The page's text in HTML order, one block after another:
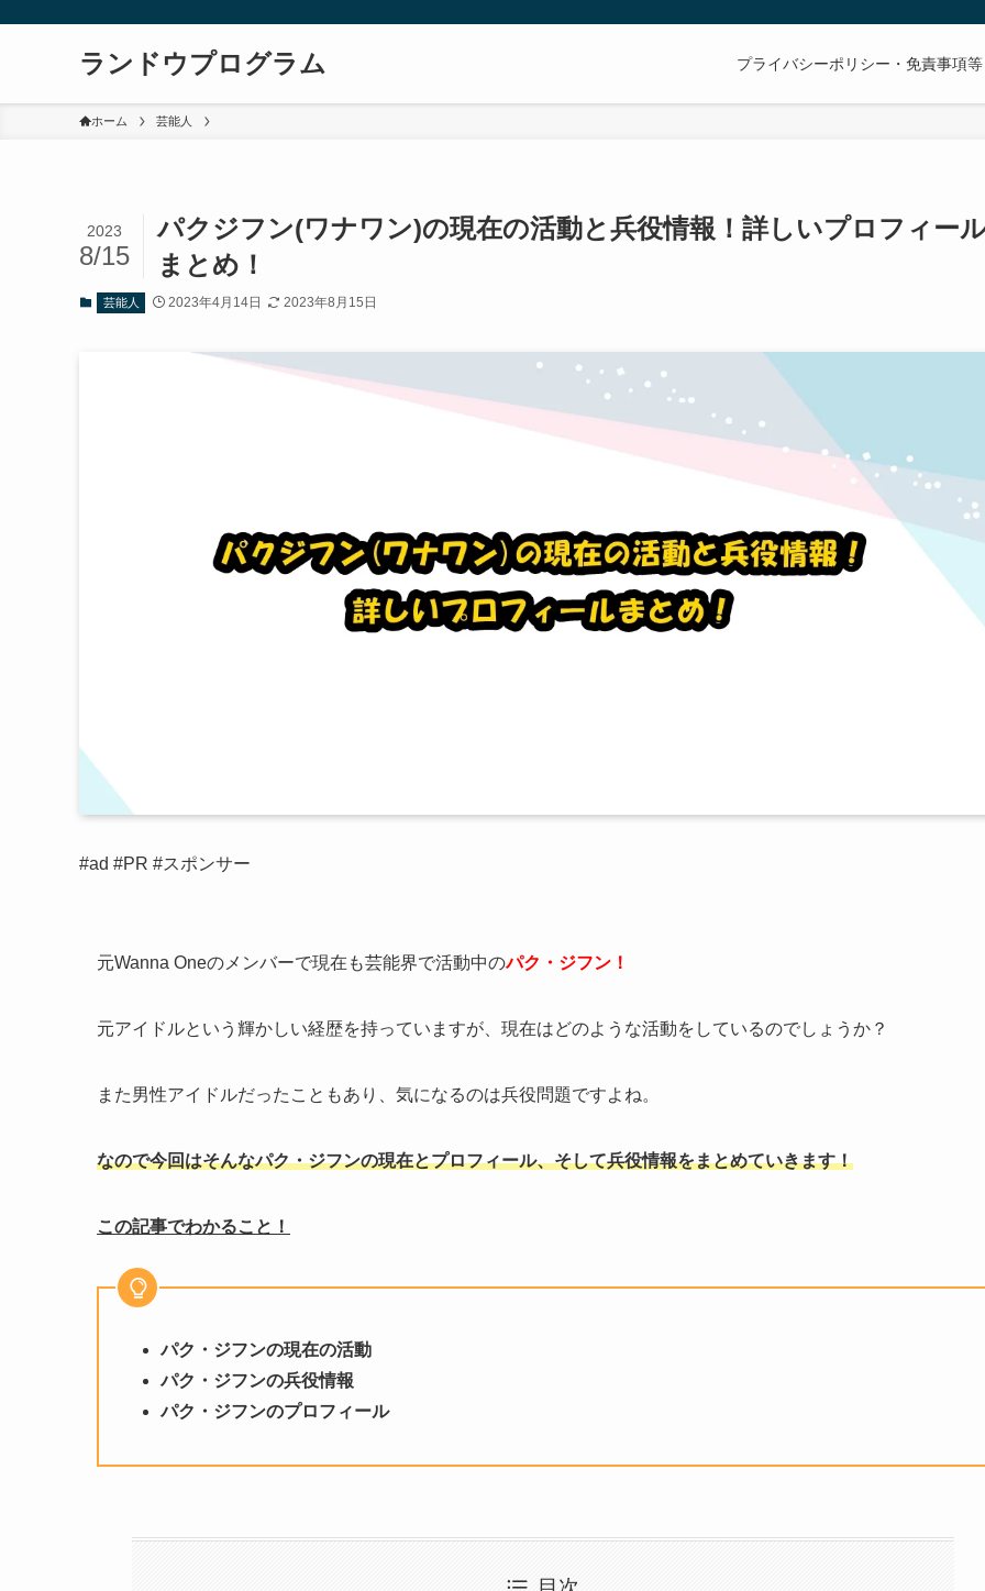
ランドウプログラム プライバシーポリシー・免責事項等
ホーム 芸能人
パクジフン(ワナワン)の現在の活動と兵役情報！詳しいプロフィー
まとめ！
2023
8/15
芸能人 2023年4月14日 2023年8月15日
#ad #PR #スポンサー
元Wanna Oneのメンバーで現在も芸能界で活動中のパク・ジフン！
元アイドルという輝かしい経歴を持っていますが、現在はどのような活動をしているのでしょうか？
また男性アイドルだったこともあり、気になるのは兵役問題ですよね。
なので今回はそんなパク・ジフンの現在とプロフィール、そして兵役情報をまとめていきます！
この記事でわかること！
パク・ジフンの現在の活動
パク・ジフンの兵役情報
パク・ジフンのプロフィール